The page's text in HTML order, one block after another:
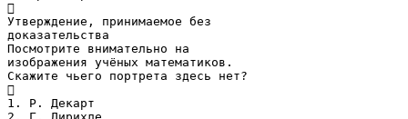

Утверждение, принимаемое без
доказательства
Посмотрите внимательно на
изображения учёных математиков.
Скажите чьего портрета здесь нет?

1. Р. Декарт